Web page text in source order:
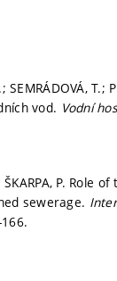
T.;
vod. Vodní
ŠKARPA, P.
sewerage.